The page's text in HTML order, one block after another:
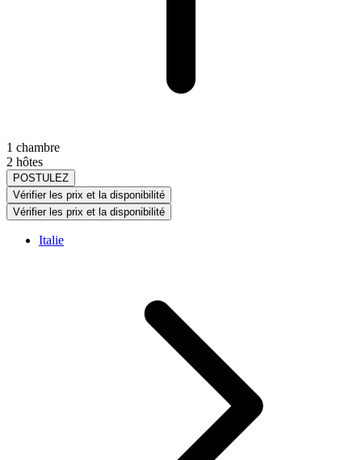
1 chambre
2 hôtes
POSTULEZ
Vérifier les prix et la disponibilité
Vérifier les prix et la disponibilité
Italie